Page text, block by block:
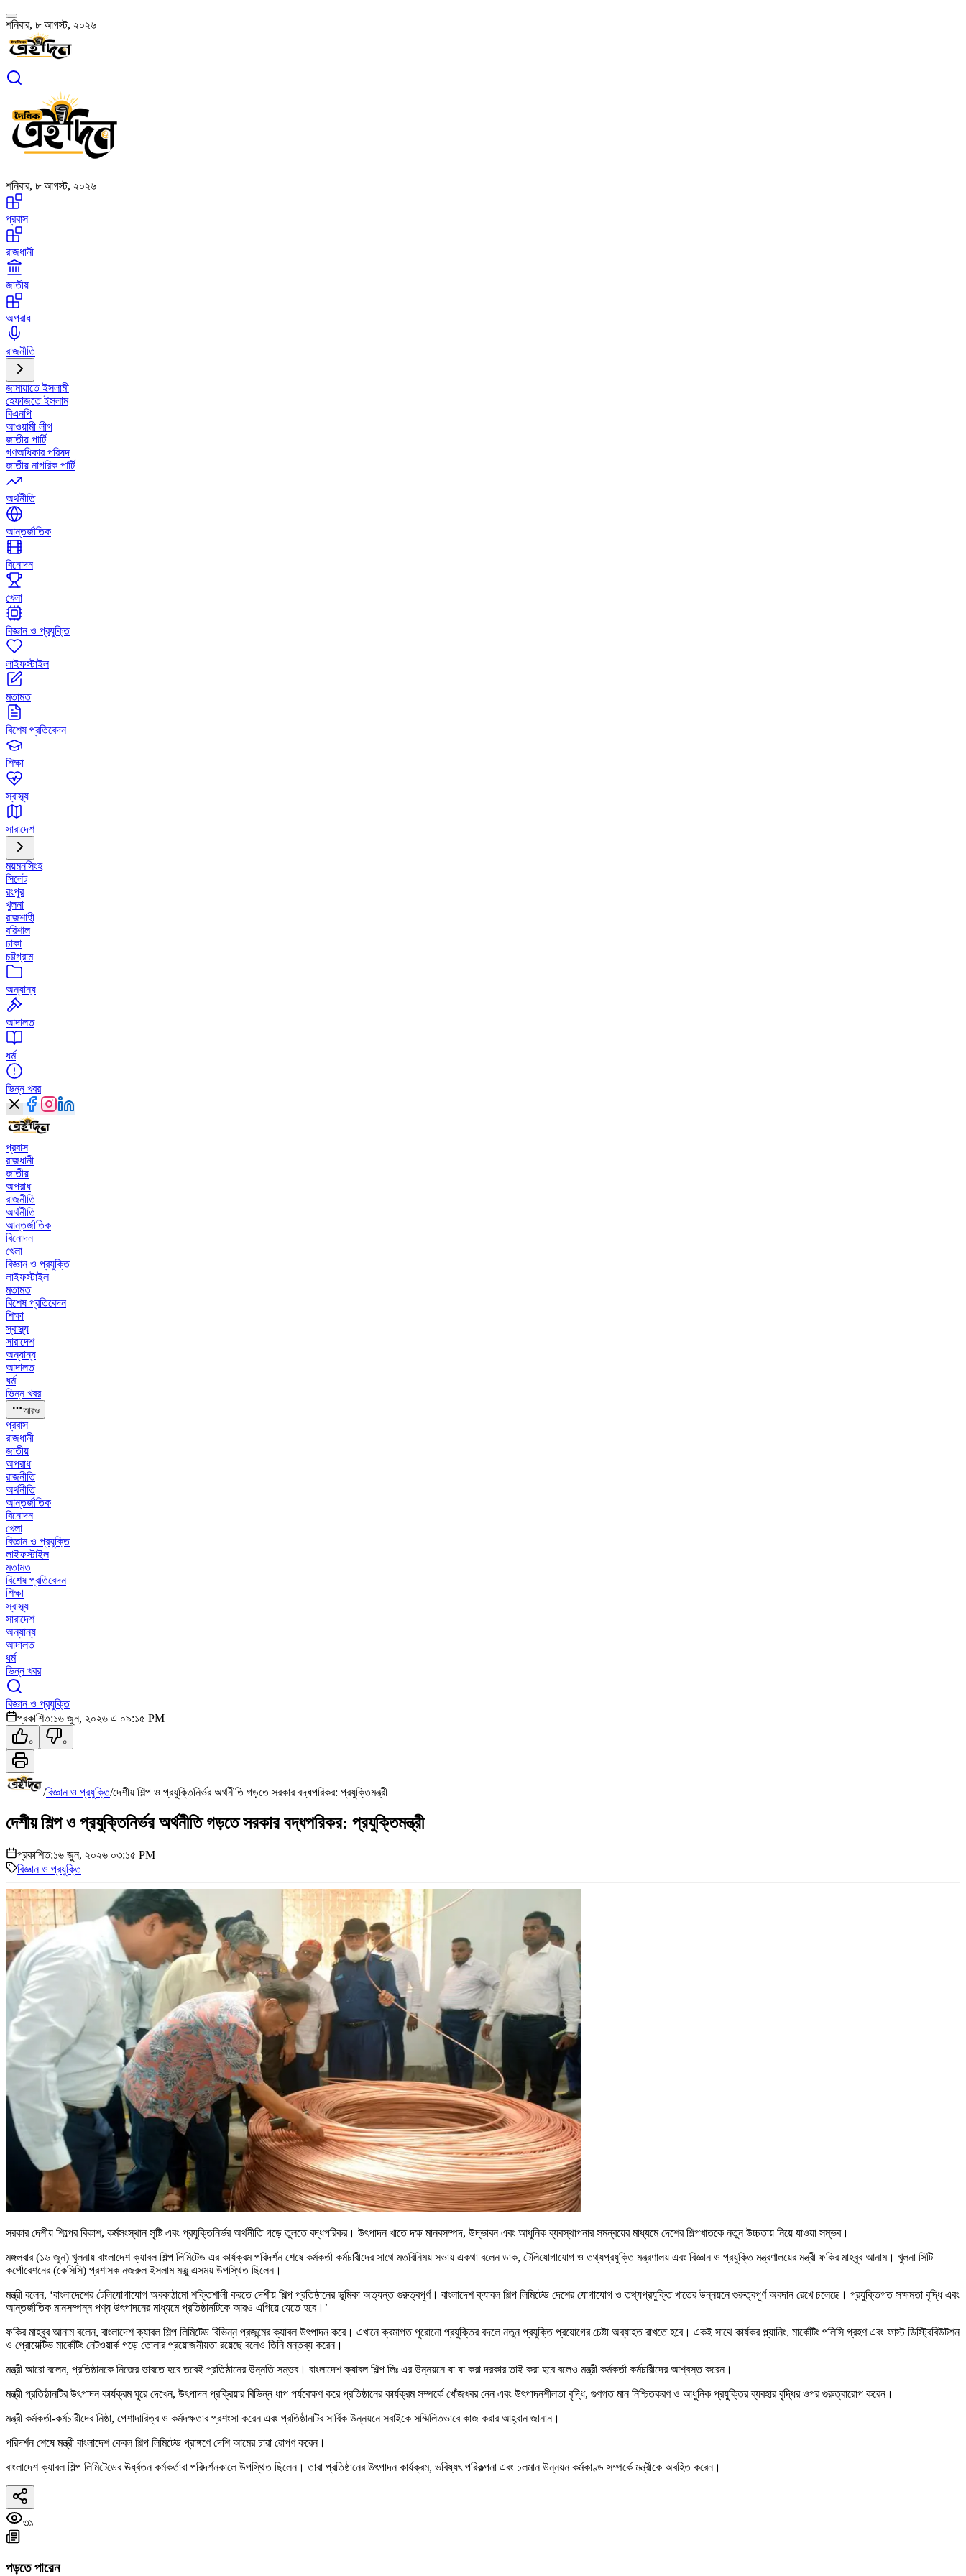
শনিবার, ৮ আগস্ট, ২০২৬
শনিবার, ৮ আগস্ট, ২০২৬
প্রবাস
রাজধানী
জাতীয়
অপরাধ
রাজনীতি
জামায়াতে ইসলামী
হেফাজতে ইসলাম
বিএনপি
আওয়ামী লীগ
জাতীয় পার্টি
গণঅধিকার পরিষদ
জাতীয় নাগরিক পার্টি
অর্থনীতি
আন্তর্জাতিক
বিনোদন
খেলা
বিজ্ঞান ও প্রযুক্তি
লাইফস্টাইল
মতামত
বিশেষ প্রতিবেদন
শিক্ষা
স্বাস্থ্য
সারাদেশ
ময়মনসিংহ
সিলেট
রংপুর
খুলনা
রাজশাহী
বরিশাল
ঢাকা
চট্টগ্রাম
অন্যান্য
আদালত
ধর্ম
ভিন্ন খবর
প্রবাস
রাজধানী
জাতীয়
অপরাধ
রাজনীতি
অর্থনীতি
আন্তর্জাতিক
বিনোদন
খেলা
বিজ্ঞান ও প্রযুক্তি
লাইফস্টাইল
মতামত
বিশেষ প্রতিবেদন
শিক্ষা
স্বাস্থ্য
সারাদেশ
অন্যান্য
আদালত
ধর্ম
ভিন্ন খবর
আরও
প্রবাস
রাজধানী
জাতীয়
অপরাধ
রাজনীতি
অর্থনীতি
আন্তর্জাতিক
বিনোদন
খেলা
বিজ্ঞান ও প্রযুক্তি
লাইফস্টাইল
মতামত
বিশেষ প্রতিবেদন
শিক্ষা
স্বাস্থ্য
সারাদেশ
অন্যান্য
আদালত
ধর্ম
ভিন্ন খবর
বিজ্ঞান ও প্রযুক্তি
প্রকাশিত:১৬ জুন, ২০২৬ এ ০৯:১৫ PM
০ ০
/বিজ্ঞান ও প্রযুক্তি/দেশীয় শিল্প ও প্রযুক্তিনির্ভর অর্থনীতি গড়তে সরকার বদ্ধপরিকর: প্রযুক্তিমন্ত্রী
দেশীয় শিল্প ও প্রযুক্তিনির্ভর অর্থনীতি গড়তে সরকার বদ্ধপরিকর: প্রযুক্তিমন্ত্রী
প্রকাশিত:১৬ জুন, ২০২৬ ০৩:১৫ PM
বিজ্ঞান ও প্রযুক্তি
সরকার দেশীয় শিল্পের বিকাশ, কর্মসংস্থান সৃষ্টি এবং প্রযুক্তিনির্ভর অর্থনীতি গড়ে তুলতে বদ্ধপরিকর। উৎপাদন খাতে দক্ষ মানবসম্পদ, উদ্ভাবন এবং আধুনিক ব্যবস্থাপনার সমন্বয়ের মাধ্যমে দেশের শিল্পখাতকে নতুন উচ্চতায় নিয়ে যাওয়া সম্ভব।
মঙ্গলবার (১৬ জুন) খুলনায় বাংলাদেশ ক্যাবল শিল্প লিমিটেড এর কার্যক্রম পরিদর্শন শেষে কর্মকর্তা কর্মচারীদের সাথে মতবিনিময় সভায় একথা বলেন ডাক, টেলিযোগাযোগ ও তথ্যপ্রযুক্তি মন্ত্রণালয় এবং বিজ্ঞান ও প্রযুক্তি মন্ত্রণালয়ের মন্ত্রী ফকির মাহবুব আনাম। খুলনা সিটি
কর্পোরেশনের (কেসিসি) প্রশাসক নজরুল ইসলাম মঞ্জু এসময় উপস্থিত ছিলেন।
মন্ত্রী বলেন, ‘বাংলাদেশের টেলিযোগাযোগ অবকাঠামো শক্তিশালী করতে দেশীয় শিল্প প্রতিষ্ঠানের ভূমিকা অত্যন্ত গুরুত্বপূর্ণ। বাংলাদেশ ক্যাবল শিল্প লিমিটেড দেশের যোগাযোগ ও তথ্যপ্রযুক্তি খাতের উন্নয়নে গুরুত্বপূর্ণ অবদান রেখে চলেছে। প্রযুক্তিগত সক্ষমতা বৃদ্ধি এবং
আন্তর্জাতিক মানসম্পন্ন পণ্য উৎপাদনের মাধ্যমে প্রতিষ্ঠানটিকে আরও এগিয়ে যেতে হবে।’
ফকির মাহবুব আনাম বলেন, বাংলাদেশ ক্যাবল শিল্প লিমিটেড বিভিন্ন প্রজন্মের ক্যাবল উৎপাদন করে। এখানে ক্রমাগত পুরোনো প্রযুক্তির বদলে নতুন প্রযুক্তি প্রয়োগের চেষ্টা অব্যাহত রাখতে হবে। একই সাথে কার্যকর প্ল্যানিং, মার্কেটিং পলিসি গ্রহণ এবং ফাস্ট ডিস্ট্রিবিউটশন
ও প্রোয়েক্টিভ মার্কেটিং নেটওয়ার্ক গড়ে তোলার প্রয়োজনীয়তা রয়েছে বলেও তিনি মন্তব্য করেন।
মন্ত্রী আরো বলেন, প্রতিষ্ঠানকে নিজের ভাবতে হবে তবেই প্রতিষ্ঠানের উন্নতি সম্ভব। বাংলাদেশ ক্যাবল শিল্প লিঃ এর উন্নয়নে যা যা করা দরকার তাই করা হবে বলেও মন্ত্রী কর্মকর্তা কর্মচারীদের আশ্বস্ত করেন।
মন্ত্রী প্রতিষ্ঠানটির উৎপাদন কার্যক্রম ঘুরে দেখেন, উৎপাদন প্রক্রিয়ার বিভিন্ন ধাপ পর্যবেক্ষণ করে প্রতিষ্ঠানের কার্যক্রম সম্পর্কে খোঁজখবর নেন এবং উৎপাদনশীলতা বৃদ্ধি, গুণগত মান নিশ্চিতকরণ ও আধুনিক প্রযুক্তির ব্যবহার বৃদ্ধির ওপর গুরুত্বারোপ করেন।
মন্ত্রী কর্মকর্তা-কর্মচারীদের নিষ্ঠা, পেশাদারিত্ব ও কর্মদক্ষতার প্রশংসা করেন এবং প্রতিষ্ঠানটির সার্বিক উন্নয়নে সবাইকে সম্মিলিতভাবে কাজ করার আহ্বান জানান।
পরিদর্শন শেষে মন্ত্রী বাংলাদেশ কেবল শিল্প লিমিটেড প্রাঙ্গণে দেশি আমের চারা রোপণ করেন।
বাংলাদেশ ক্যাবল শিল্প লিমিটেডের ঊর্ধ্বতন কর্মকর্তারা পরিদর্শনকালে উপস্থিত ছিলেন। তারা প্রতিষ্ঠানের উৎপাদন কার্যক্রম, ভবিষ্যৎ পরিকল্পনা এবং চলমান উন্নয়ন কর্মকাণ্ড সম্পর্কে মন্ত্রীকে অবহিত করেন।
৩১
পড়তে পারেন